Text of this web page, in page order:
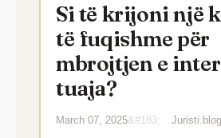
Si të krijoni një
të fuqishme për
mbrojtjen e
tuaja?
March 07, 2025 Juristi.blog